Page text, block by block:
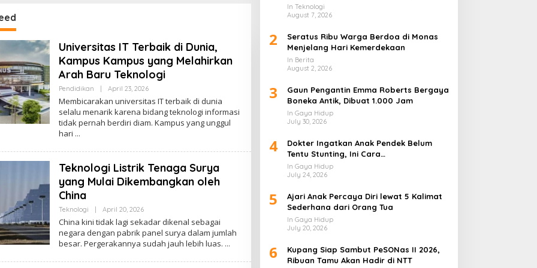
Universitas IT Terbaik di Dunia,
Kampus Kampus yang Melahirkan
Arah Baru Teknologi
Pendidikan April 23, 2026By
Membicarakan universitas IT terbaik di dunia
selalu menarik karena bidang teknologi informasi
tidak pernah berdiri diam. Kampus yang unggul
hari
Teknologi Listrik Tenaga Surya
yang Mulai Dikembangkan oleh
China
Teknologi April 20, 2026By
China kini tidak lagi sekadar dikenal sebagai
negara dengan pabrik panel surya dalam jumlah
besar. Pergerakannya sudah jauh lebih luas.
Lapis
In Teknologi
August 7, 2026
2
Seratus Ribu Warga Berdoa di Monas
Menjelang Hari Kemerdekaan
In Berita
August 2, 2026
3
Gaun Pengantin Emma Roberts Bergaya
Boneka Antik, Dibuat 1.000 Jam
In Gaya Hidup
July 30, 2026
4
Dokter Ingatkan Anak Pendek Belum
Tentu Stunting, Ini Cara
Membedakannya
In Gaya Hidup
July 24, 2026
5
Ajari Anak Percaya Diri lewat 5 Kalimat
Sederhana dari Orang Tua
In Gaya Hidup
July 20, 2026
6
Kupang Siap Sambut PeSONas II 2026,
Ribuan Tamu Akan Hadir di NTT